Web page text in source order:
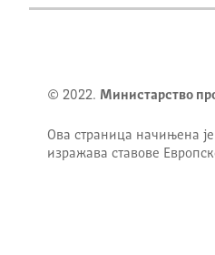
© 2022. Министарство
Ова страница начињена
изражава ставове